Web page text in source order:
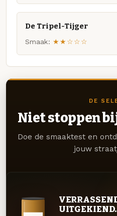
De Tripel-Tijger
Smaak: ★★☆☆☆
DE
Niet stoppen
Doe de smaaktest en
jouw